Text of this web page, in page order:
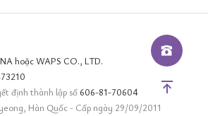
hoặc WAPS CO., LTD.
định thành lập số 606-81-70604
Hàn Quốc - Cấp ngày 29/09/2011